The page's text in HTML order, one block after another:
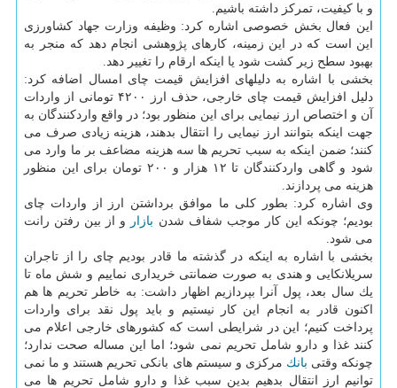
و با كیفیت، تمركز داشته باشیم.
این فعال بخش خصوصی اشاره كرد: وظیفه وزارت جهاد كشاورزی
این است كه در این زمینه، كارهای پژوهشی انجام دهد كه منجر به
بهبود سطح زیر كشت شود یا اینكه ارقام را تغییر دهد.
بخشی با اشاره به دلیلهای افزایش قیمت چای امسال اضافه كرد:
دلیل افزایش قیمت چای خارجی، حذف ارز ۴۲۰۰ تومانی از واردات
آن و اختصاص ارز نیمایی برای این منظور بود؛ در واقع واردكنندگان به
جهت اینكه بتوانند ارز نیمایی را انتقال بدهند، هزینه زیادی صرف می
كنند؛ ضمن اینكه به سبب تحریم ها سه هزینه مضاعف بر ما وارد می
شود و گاهی واردكنندگان تا ۱۲ هزار و ۲۰۰ تومان برای این منظور
هزینه می پردازند.
وی اشاره كرد: بطور كلی ما موافق برداشتن ارز از واردات چای
بودیم؛ چونكه این كار موجب شفاف شدن بازار
و از بین رفتن رانت
می شود.
بخشی با اشاره به اینكه در گذشته ما قادر بودیم چای را از تاجران
سریلانكایی و هندی به صورت ضمانتی خریداری نماییم و شش ماه تا
یك سال بعد، پول آنرا بپردازیم اظهار داشت: به خاطر تحریم ها هم
اكنون قادر به انجام این كار نیستیم و باید پول نقد برای واردات
پرداخت كنیم؛ این در شرایطی است كه كشورهای خارجی اعلام می
كنند غذا و دارو شامل تحریم نمی شود؛ اما این مساله صحت ندارد؛
چونكه وقتی بانك مركزی و سیستم های بانكی تحریم هستند و ما نمی
توانیم ارز انتقال بدهیم بدین سبب غذا و دارو شامل تحریم ها می